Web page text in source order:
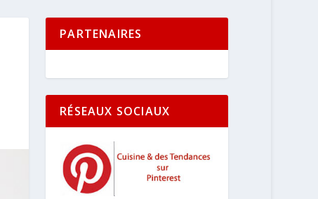
PARTENAIRES
RÉSEAUX SOCIAUX